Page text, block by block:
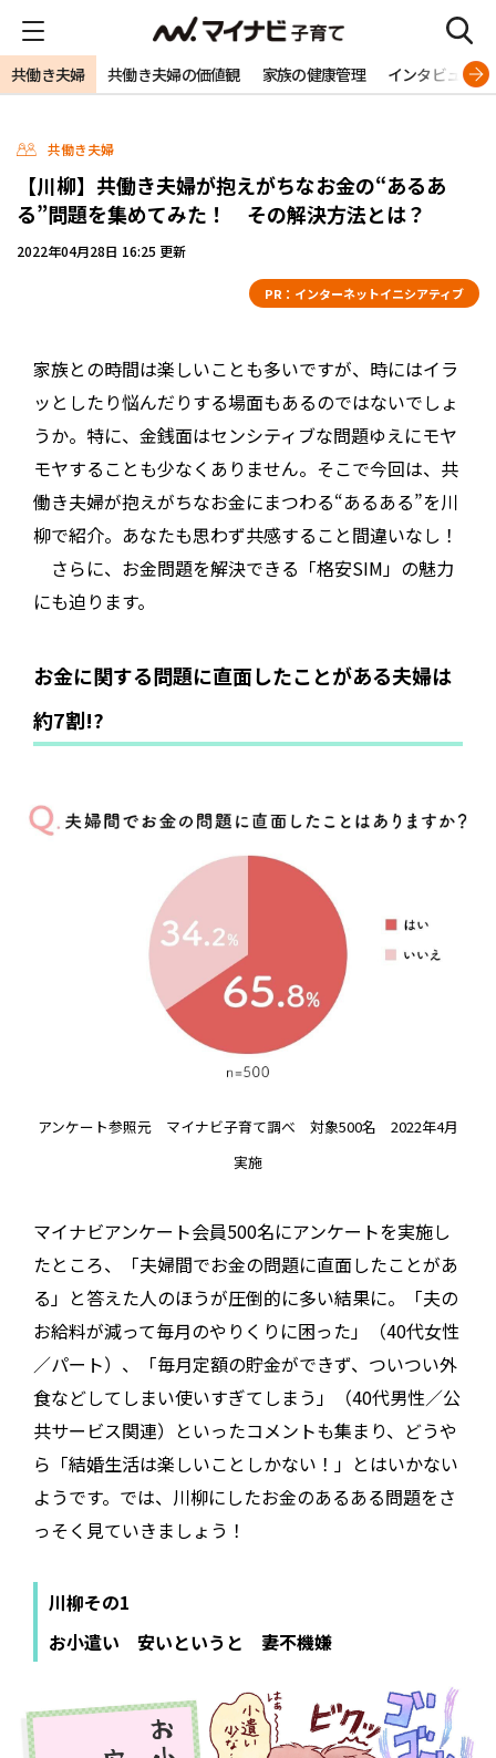
共働き夫婦 共働き夫婦の価値観 家族の健康管理 インタビュー
共働き夫婦
【川柳】共働き夫婦が抱えがちなお金の“あるあ
る”問題を集めてみた！ その解決方法とは？
2022年04月28日 16:25 更新
PR： インターネットイニシアティブ
家族との時間は楽しいことも多いですが、時にはイラ
ッとしたり悩んだりする場面もあるのではないでしょ
うか。特に、金銭面はセンシティブな問題ゆえにモヤ
モヤすることも少なくありません。そこで今回は、共
働き夫婦が抱えがちなお金にまつわる“あるある”を川
柳で紹介。あなたも思わず共感すること間違いなし！
さらに、お金問題を解決できる「格安SIM」の魅力
にも迫ります。
お金に関する問題に直面したことがある夫婦は
約7割!?
アンケート参照元 マイナビ子育て調べ 対象500名 2022年4月
実施
マイナビアンケート会員500名にアンケートを実施し
たところ、「夫婦間でお金の問題に直面したことがあ
る」と答えた人のほうが圧倒的に多い結果に。「夫の
お給料が減って毎月のやりくりに困った」（40代女性
／パート）、「毎月定額の貯金ができず、ついつい外
食などしてしまい使いすぎてしまう」（40代男性／公
共サービス関連）といったコメントも集まり、どうや
ら「結婚生活は楽しいことしかない！」とはいかない
ようです。では、川柳にしたお金のあるある問題をさ
っそく見ていきましょう！
川柳その1
お小遣い 安いというと 妻不機嫌